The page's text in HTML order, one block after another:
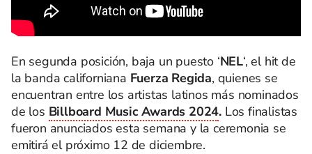
En segunda posición, baja un puesto ‘NEL‘, el hit de
la banda californiana Fuerza Regida, quienes se
encuentran entre los artistas latinos más nominados
de los Billboard Music Awards 2024. Los finalistas
fueron anunciados esta semana y la ceremonia se
emitirá el próximo 12 de diciembre.